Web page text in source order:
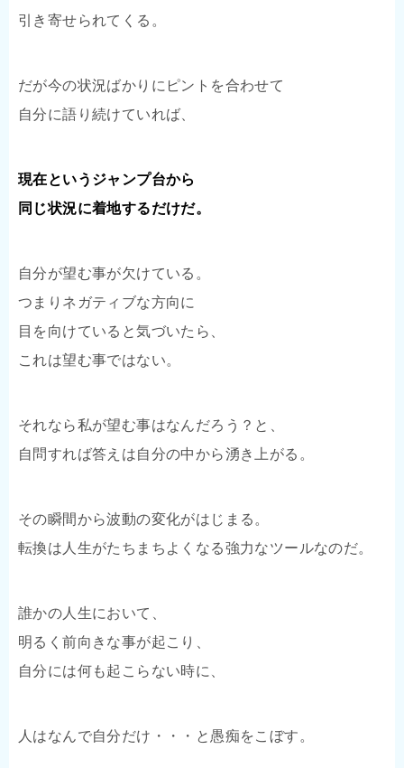
引き寄せられてくる。
だが今の状況ばかりにピントを合わせて
自分に語り続けていれば、
現在というジャンプ台から
同じ状況に着地するだけだ。
自分が望む事が欠けている。
つまりネガティブな方向に
目を向けていると気づいたら、
これは望む事ではない。
それなら私が望む事はなんだろう？と、
自問すれば答えは自分の中から湧き上がる。
その瞬間から波動の変化がはじまる。
転換は人生がたちまちよくなる強力なツールなのだ。
誰かの人生において、
明るく前向きな事が起こり、
自分には何も起こらない時に、
人はなんで自分だけ・・・と愚痴をこぼす。